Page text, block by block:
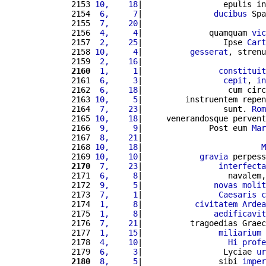
2153 10,    18|                 epulis
2154
6,     7| ducibus
2155
7,    20
2156
4,     4|              quamquam
2157
2,    25|                 Ipse
2158 10,     4| gesserat ,
2159
2,    16
2160
1,     1 | constituit
2161
6,     3| cepit , in
2162
6,    18|                  cum circa
2163 10,     5|         instruentem
2164
7,    23|                 sunt.
2165 10,    18|     venerandosque
2166
9,     9|              Post eum
2167
8,    21 |
2168 10,    18|
2169 10,    10| gravia
2170
7,    23| interfecta
2171
6,     8|                  navalem,
2172
9,     5| novas
2173
7,     1 | Caesaris
2174
1,     8| civitatem
2175
1,     8| aedificavit
2176
7,    21 |          tragoedias
2177
1,    15| miliarium
2178
4,    10| Hi
2179
6,     3|                 Lyciae
2180
8,     5|                sibi